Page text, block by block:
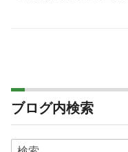
ブログ内検索